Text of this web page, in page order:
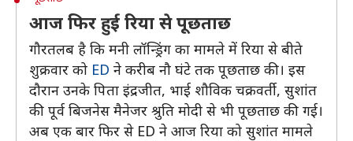
आज फिर हुई रिया से पूछताछ
गौरतलब है कि मनी लॉन्ड्रिंग का मामले में रिया से बीते
शुक्रवार को ED ने करीब नौ घंटे तक पूछताछ की। इस
दौरान उनके पिता इंद्रजीत, भाई शौविक चक्रवर्ती, सुशांत
की पूर्व बिजनेस मैनेजर श्रुति मोदी से भी पूछताछ की गई।
अब एक बार फिर से ED ने आज रिया को सुशांत मामले